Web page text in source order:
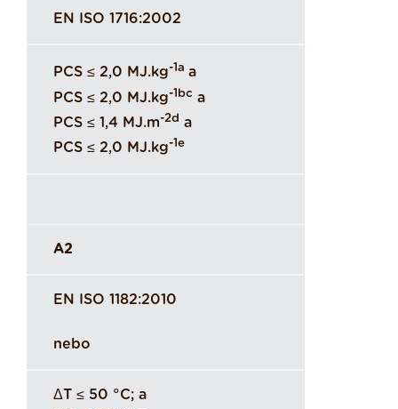
EN ISO 1716:2002
PCS ≤ 2,0 MJ.kg-1a a
PCS ≤ 2,0 MJ.kg-1bc a
PCS ≤ 1,4 MJ.m-2d a
PCS ≤ 2,0 MJ.kg-1e
A2
EN ISO 1182:2010
nebo
ΔT ≤ 50 °C; a